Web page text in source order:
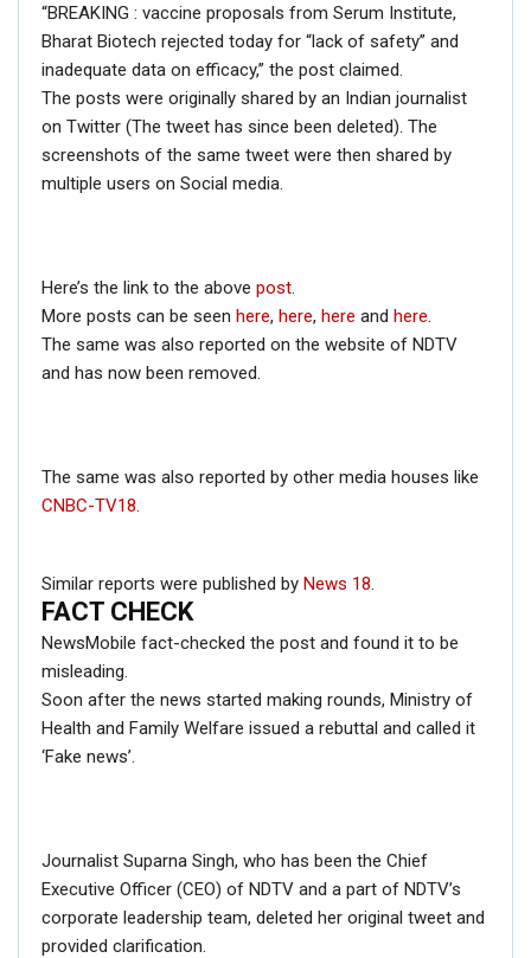
“BREAKING : vaccine proposals from Serum Institute,
Bharat Biotech rejected today for “lack of safety” and
inadequate data on efficacy,” the post claimed.
The posts were originally shared by an Indian journalist
on Twitter (The tweet has since been deleted). The
screenshots of the same tweet were then shared by
multiple users on Social media.
Here’s the link to the above post
More posts can be seen here, here, here and here
The same was also reported on the website of NDTV
and has now been removed.
The same was also reported by other media houses like
CNBC-TV18
Similar reports were published by News 18
FACT CHECK
NewsMobile fact-checked the post and found it to be
misleading.
Soon after the news started making rounds, Ministry of
Health and Family Welfare issued a rebuttal and called it
‘Fake news’.
Journalist Suparna Singh, who has been the Chief
Executive Officer (CEO) of NDTV and a part of NDTV’s
corporate leadership team, deleted her original tweet and
provided clarification.